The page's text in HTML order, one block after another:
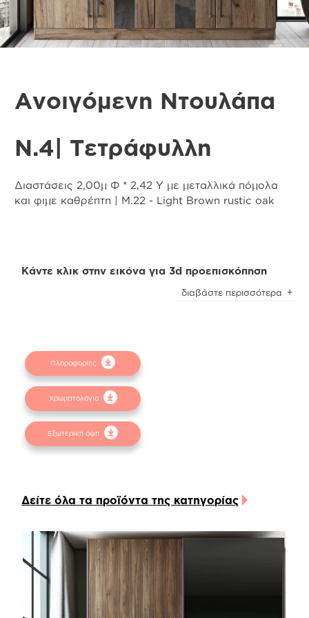
Ανοιγόμενη Ντουλάπα
N.4| Τετράφυλλη
Διαστάσεις 2,00μ Φ * 2,42 Υ με μεταλλικά πόμολα
και φιμε καθρέπτη | M.22 - Light Brown rustic oak
Κάντε κλικ στην εικόνα για 3d προεπισκόπηση
! Ενδέχεται να υπάρχει μικρή χρωματική
δειγματολόγια στα φυσικά καταστήματα.
διαβάστε περισσότερα
Πληροφορίες
Χρωματολόγιο
Εξωτερική όψη
Δείτε όλα τα προϊόντα της κατηγορίας